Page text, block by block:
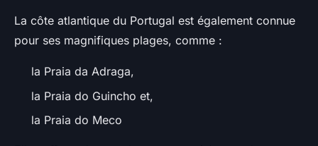
La côte atlantique du Portugal est également connue
pour ses magnifiques plages, comme :
la Praia da Adraga,
la Praia do Guincho et,
la Praia do Meco